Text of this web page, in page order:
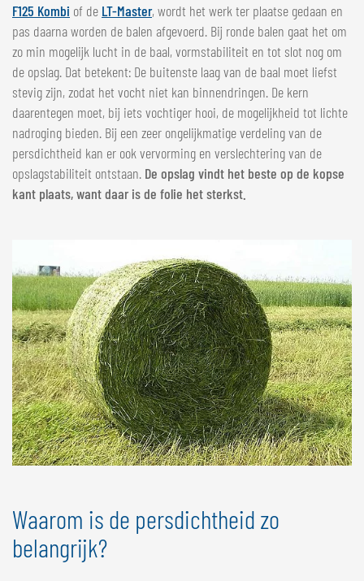
F125 Kombi of de LT-Master, wordt het werk ter plaatse gedaan en
pas daarna worden de balen afgevoerd. Bij ronde balen gaat het om
zo min mogelijk lucht in de baal, vormstabiliteit en tot slot nog om
de opslag. Dat betekent: De buitenste laag van de baal moet liefst
stevig zijn, zodat het vocht niet kan binnendringen. De kern
daarentegen moet, bij iets vochtiger hooi, de mogelijkheid tot lichte
nadroging bieden. Bij een zeer ongelijkmatige verdeling van de
persdichtheid kan er ook vervorming en verslechtering van de
opslagstabiliteit ontstaan. De opslag vindt het beste op de kopse
kant plaats, want daar is de folie het sterkst.
Waarom is de persdichtheid zo
belangrijk?